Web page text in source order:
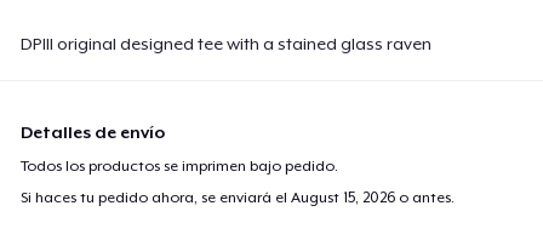
DPIII original designed tee with a stained glass raven
Detalles de envío
Todos los productos se imprimen bajo pedido.
Si haces tu pedido ahora, se enviará elAugust 15, 2026 o antes.